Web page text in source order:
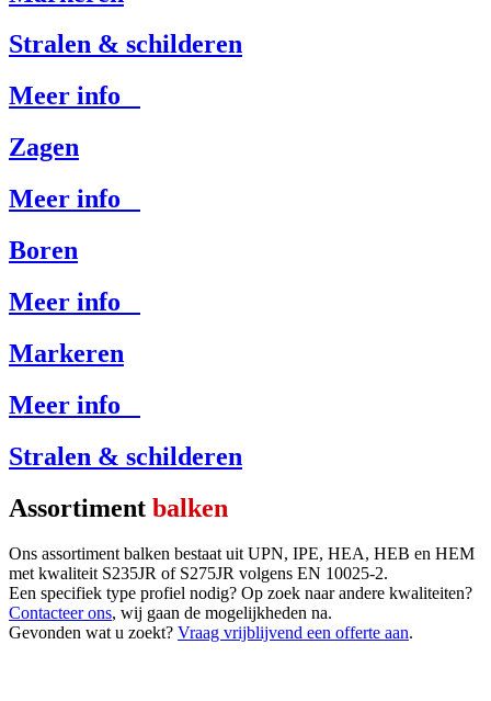
Stralen & schilderen
Meer info
Zagen
Meer info
Boren
Meer info
Markeren
Meer info
Stralen & schilderen
Assortiment balken
Ons assortiment balken bestaat uit UPN, IPE, HEA, HEB en HEM
met kwaliteit S235JR of S275JR volgens EN 10025-2.
Een specifiek type profiel nodig? Op zoek naar andere kwaliteiten?
Contacteer ons, wij gaan de mogelijkheden na.
Gevonden wat u zoekt? Vraag vrijblijvend een offerte aan.